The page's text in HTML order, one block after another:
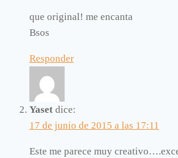
de
que original! me encanta
Bsos
Responder
Yaset dice:
17 de junio de 2015 a las 17:11
Este me parece muy